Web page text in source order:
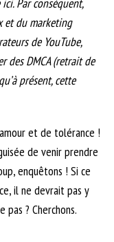
Par conséquent,
et du marketing
de YouTube,
des DMCA (retrait de
présent, cette
et de tolérance !
de venir prendre
enquêtons ! Si ce
il ne devrait pas y
pas ? Cherchons.